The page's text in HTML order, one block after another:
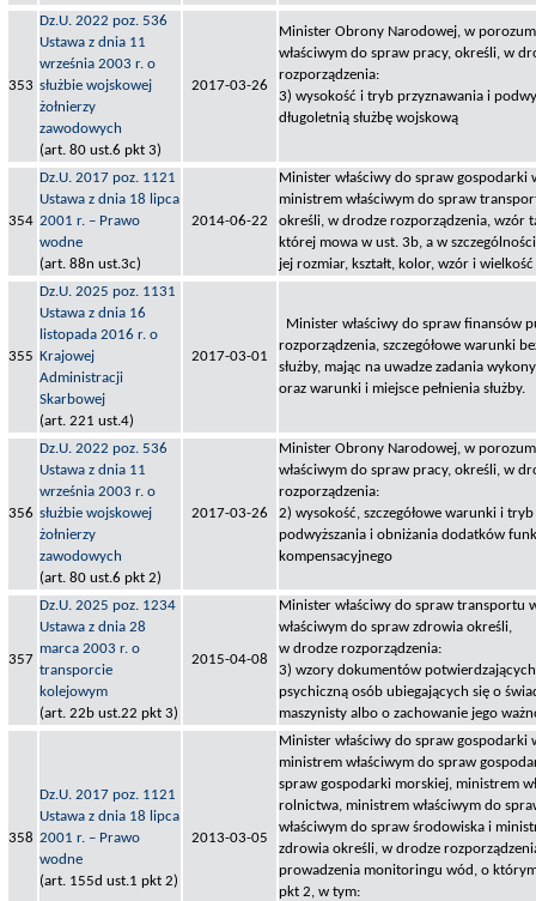
353
Dz.U. 2022 poz. 536
Ustawa z dnia 11
września 2003 r. o
służbie wojskowej
żołnierzy
zawodowych
(art. 80 ust.6 pkt 3)
2017-03-26
Minister Obrony Narodowej, w
właściwym do spraw pracy, określi, w
rozporządzenia:
3) wysokość i tryb przyznawania i
długoletnią służbę wojskową
354
Dz.U. 2017 poz. 1121
Ustawa z dnia 18 lipca
2001 r. – Prawo
wodne
(art. 88n ust.3c)
2014-06-22
Minister właściwy do spraw
ministrem właściwym do spraw
określi, w drodze rozporządzenia, wzór
której mowa w ust. 3b, a w szczególności
jej rozmiar, kształt, kolor, wzór i
355
Dz.U. 2025 poz. 1131
Ustawa z dnia 16
listopada 2016 r. o
Krajowej
Administracji
Skarbowej
(art. 221 ust.4)
2017-03-01
Minister właściwy do spraw finansów
rozporządzenia, szczegółowe warunki
służby, mając na uwadze zadania
oraz warunki i miejsce pełnienia służby.
356
Dz.U. 2022 poz. 536
Ustawa z dnia 11
września 2003 r. o
służbie wojskowej
żołnierzy
zawodowych
(art. 80 ust.6 pkt 2)
2017-03-26
Minister Obrony Narodowej, w
właściwym do spraw pracy, określi, w
rozporządzenia:
2) wysokość, szczegółowe warunki i
podwyższania i obniżania dodatków
kompensacyjnego
357
Dz.U. 2025 poz. 1234
Ustawa z dnia 28
marca 2003 r. o
transporcie
kolejowym
(art. 22b ust.22 pkt 3)
2015-04-08
Minister właściwy do spraw transportu
właściwym do spraw zdrowia określi,
w drodze rozporządzenia:
3) wzory dokumentów
psychiczną osób ubiegających się o
maszynisty albo o zachowanie jego
358
Dz.U. 2017 poz. 1121
Ustawa z dnia 18 lipca
2001 r. – Prawo
wodne
(art. 155d ust.1 pkt 2)
2013-03-05
Minister właściwy do spraw
ministrem właściwym do spraw
spraw gospodarki morskiej, ministrem
rolnictwa, ministrem właściwym do
właściwym do spraw środowiska i
zdrowia określi, w drodze
prowadzenia monitoringu wód, o
pkt 2, w tym: